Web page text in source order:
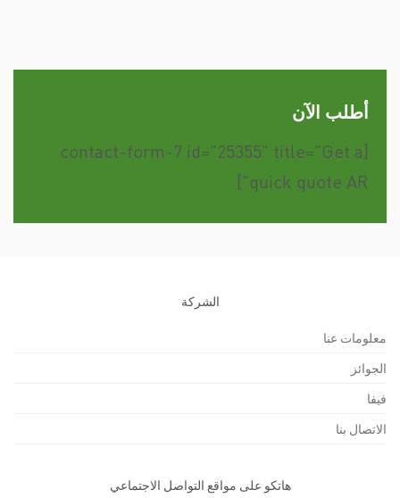
أطلب الآن
[contact-form-7 id="25355" title="Get a
quick quote AR"]
الشركة
معلومات عنا
الجوائز
فيفا
الاتصال بنا
هاتكو على مواقع التواصل الاجتماعي